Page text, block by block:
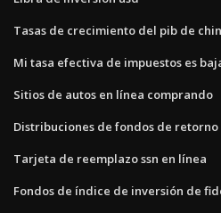
Tasas de crecimiento del pib de
Mi tasa efectiva de impuestos es
Sitios de autos en línea comprando
Distribuciones de fondos de
Tarjeta de reemplazo ssn en línea
Fondos de índice de inversión de